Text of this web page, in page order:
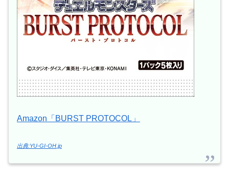
Amazon「BURST PROTOCOL」
出典:YU-GI-OH.jp